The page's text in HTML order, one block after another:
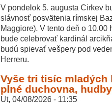
V pondelok 5. augusta Cirkev
slávnosť posvätenia rímskej
Maggiore). V tento deň o 10.00
bude celebrovať kardinál
budú spievať vešpery pod
Herreru.
Vyše tri tisíc mladých
plné duchovna,
Ut, 04/08/2026 - 11:35